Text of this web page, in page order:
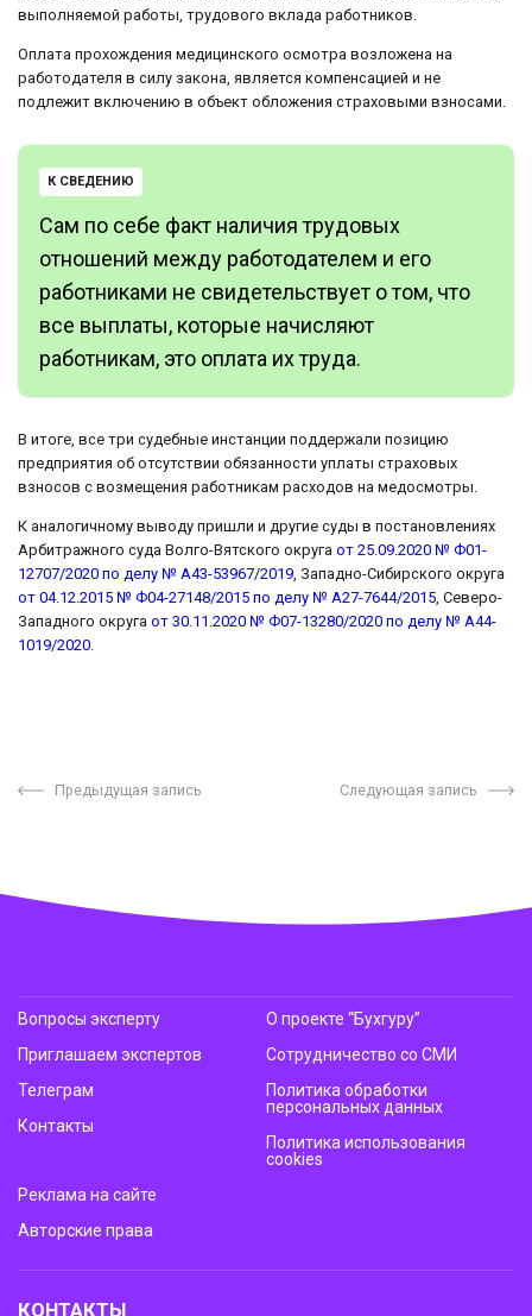
выполняемой работы, трудового вклада работников.
Оплата прохождения медицинского осмотра возложена на
работодателя в силу закона, является компенсацией и не
подлежит включению в объект обложения страховыми взносами.
К СВЕДЕНИЮ
Сам по себе факт наличия трудовых
отношений между работодателем и его
работниками не свидетельствует о том, что
все выплаты, которые начисляют
работникам, это оплата их труда.
В итоге, все три судебные инстанции поддержали позицию
предприятия об отсутствии обязанности уплаты страховых
взносов с возмещения работникам расходов на медосмотры.
К аналогичному выводу пришли и другие суды в постановлениях
Арбитражного суда Волго-Вятского округа от 25.09.2020 № Ф01-
12707/2020 по делу № А43-53967/2019 , Западно-Сибирского округа
от 04.12.2015 № Ф04-27148/2015 по делу № А27-7644/2015 , Северо-
Западного округа от 30.11.2020 № Ф07-13280/2020 по делу № А44-
1019/2020
Предыдущая запись Следующая запись
Вопросы эксперту
Приглашаем экспертов
Телеграм
Контакты
О проекте “Бухгуру”
Сотрудничество со СМИ
Политика обработки
персональных данных
Политика использования
cookies
Реклама на сайте
Авторские права
КОНТАКТЫ